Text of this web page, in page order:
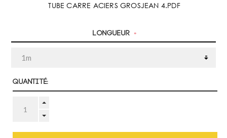
TUBE CARRE ACIERS GROSJEAN 4.PDF
Longueur *
Quantité: